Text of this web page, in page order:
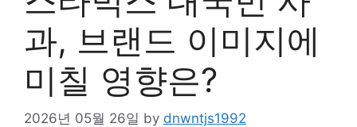
과, 브랜드 이미지에
미칠 영향은?
2026년 05월 26일 by dnwntjs1992